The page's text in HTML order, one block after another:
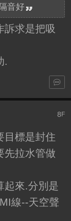
音好
訴求是把吸
.
8 F
目標是封住
先拉水管做
起來.分別是
線--天空聲